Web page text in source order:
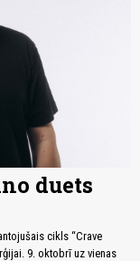
duets
cikls “Crave
9. oktobrī uz vienas